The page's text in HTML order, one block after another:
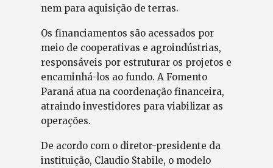
nem para aquisição de terras.
Os financiamentos são acessados por
meio de cooperativas e agroindústrias,
responsáveis por estruturar os projetos e
encaminhá-los ao fundo. A Fomento
Paraná atua na coordenação financeira,
atraindo investidores para viabilizar as
operações.
De acordo com o diretor-presidente da
instituição, Claudio Stabile, o modelo